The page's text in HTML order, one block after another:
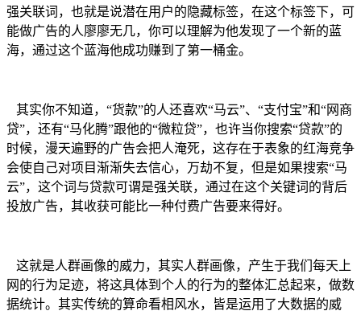
强关联词，也就是说潜在用户的隐藏标签，在这个标签下，可
能做广告的人廖廖无几，你可以理解为他发现了一个新的蓝
海，通过这个蓝海他成功赚到了第一桶金。
其实你不知道，“货款”的人还喜欢“马云”、“支付宝”和“网商
贷”，还有“马化腾”跟他的“微粒贷”，也许当你搜索“贷款”的
时候，漫天遍野的广告会把人淹死，这存在于表象的红海竞争
会使自己对项目渐渐失去信心，万劫不复，但是如果搜索“马
云”，这个词与贷款可谓是强关联，通过在这个关键词的背后
投放广告，其收获可能比一种付费广告要来得好。
这就是人群画像的威力，其实人群画像，产生于我们每天上
网的行为足迹，将这具体到个人的行为的整体汇总起来，做数
据统计。其实传统的算命看相风水，皆是运用了大数据的威